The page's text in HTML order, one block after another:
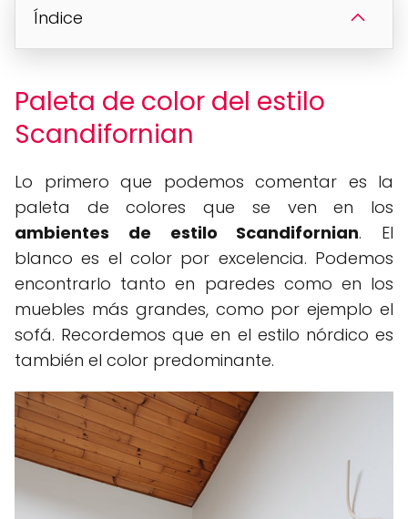
Índice
Paleta de color del estilo
Scandifornian
Lo primero que podemos comentar es la
paleta de colores que se ven en los
ambientes de estilo Scandifornian. El
blanco es el color por excelencia. Podemos
encontrarlo tanto en paredes como en los
muebles más grandes, como por ejemplo el
sofá. Recordemos que en el estilo nórdico es
también el color predominante.